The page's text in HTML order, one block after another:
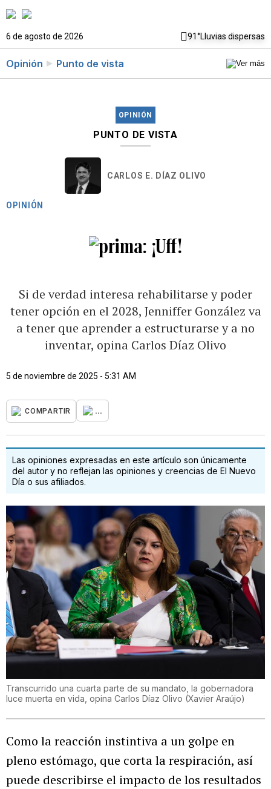
6 de agosto de 2026 91°Lluvias dispersas
Opinión Punto de vista
OPINIÓN
PUNTO DE VISTA
CARLOS E. DÍAZ OLIVO
OPINIÓN
¡Uff!
Si de verdad interesa rehabilitarse y poder
tener opción en el 2028, Jenniffer González va
a tener que aprender a estructurarse y a no
inventar, opina Carlos Díaz Olivo
5 de noviembre de 2025 - 5:31 AM
COMPARTIR ...
Las opiniones expresadas en este artículo son únicamente
del autor y no reflejan las opiniones y creencias de El Nuevo
Día o sus afiliados.
Transcurrido una cuarta parte de su mandato, la gobernadora
luce muerta en vida, opina Carlos Díaz Olivo (Xavier Araújo)
Como la reacción instintiva a un golpe en
pleno estómago, que corta la respiración, así
puede describirse el impacto de los resultados